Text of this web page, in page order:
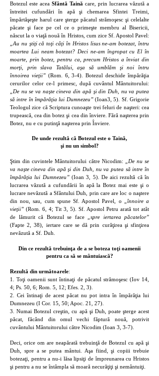
Botezul este acea Sfântă Taină care, prin lucrarea văzută a
întreitei cufundări în apă şi chemarea Sfintei Treimi,
împărtăşeşte harul care şterge păcatul strămoşesc şi celelalte
păcate şi face pe cel ce o primeşte membru al Bisericii,
născut la o viaţă nouă în Hristos, cum zice Sf. Apostol Pavel:
„Au nu ştiţi că toţi câţi în Hristos lisus ne-am botezat, întru
moartea Lui neam botezat? Deci ne-am îngropat cu El în
moarte, prin botez, pentru ca, precum Hristos a înviat din
morţi, prin slava Tatălui, aşa să umblăm şi noi întru
înnoirea vieţii”(Rom. 6, 3-4). Botezul deschide împărăţia
cerurilor celor ce-l primesc, după cuvântul Mântuitorului:
„De nu se va naşte cineva din apă şi din Duh, nu va putea
să intre în împărăţia lui Dumnezeu” (Ioan3, 5). Sf. Grigorie
Teologul zice că Scriptura cunoaşte trei feluri de naşteri: cea
trupească, cea din botez şi cea din înviere. Fără naşterea prin
Botez, nu e cu putinţă naşterea prin Înviere.
De unde rezultă că Botezul este o Taină,
şi nu un simbol?
Ştim din cuvintele Mântuitorului către Nicodim:
„De nu se
va naşte cineva din apă şi din Duh, nu va putea să intre în
împărăţia lui Dumnezeu” (Ioan 3, 5). De aici rezultă că în
lucrarea văzută a cufundării în apă la Botez mai este şi o
lucrare nevăzută a Sfântului Duh, prin care are loc o naştere
din nou, sau, cum spune Sf. Apostol Pavel, o
„înnoire a
vieţii” (Rom. 6, 4; Tit 3, 5). Sf. Apostol Petru arată tot atât
de lămurit că Botezul se face
„spre iertarea păcatelor”
(Fapte 2, 38), iertare care se dă prin curăţirea şi sfinţirea
nevăzută a Sf. Duh.
Din ce rezultă trebuinţa de a se boteza toţi oamenii
pentru ca să se mântuiască?
Rezultă din următoarele:
1. Toţi oamenii sunt întinaţi de păcatul strămoşesc (Iov 14,
4; Ps. 50, 6; Rom. 5, 12; Efes. 2, 3).
2. Cei întinaţi de acest păcat nu pot intra în împărăţia lui
Dumnezeu (I Cor. 15, 50; Apoc. 21, 27).
3. Numai Botezul creştin, cu apă şi Duh, poate şterge acest
păcat, făcând din omul vechi făptură nouă, potrivit
cuvântului Mântuitorului către Nicodim (Ioan 3, 3-7).
Deci, orice om are neapărată trebuinţă de Botezul cu apă şi
Duh, spre a se putea mântui. Aşa fiind, şi copiii trebuie
botezaţi, pentru a nu-i lăsa lipsiţi de împreunarea cu Hristos
şi pentru a nu se întâmpla să moară necurăţiţi şi nemântuiţi.